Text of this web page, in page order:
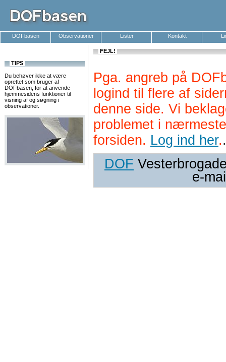
DOFbasen Observationer Lister Kontakt
TIPS
Du behøver ikke at være
oprettet som bruger af
DOFbasen, for at anvende
hjemmesidens funktioner til
visning af og søgning i
observationer.
FEJL!
Pga. angreb på
logind til flere af
denne side. Vi
problemet i
forsiden. Log ind her..
DOF
e-